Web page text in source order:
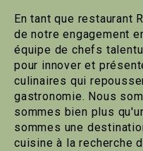
En tant que restaurant
de notre engagement
équipe de chefs
pour innover et
culinaires qui
gastronomie. Nous
sommes bien plus
sommes une
cuisine à la recherche